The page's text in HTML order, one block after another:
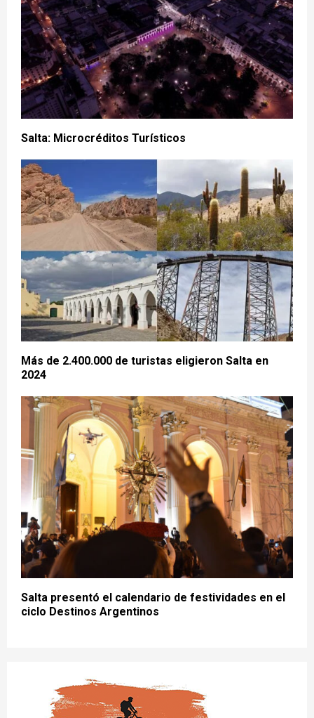
Salta: Microcréditos Turísticos
Más de 2.400.000 de turistas eligieron Salta en
2024
Salta presentó el calendario de festividades en el
ciclo Destinos Argentinos